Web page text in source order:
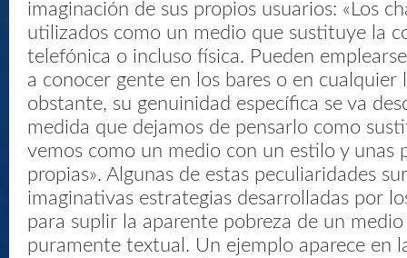
imaginación de sus propios usuarios: «Los
utilizados como un medio que sustituye la
telefónica o incluso física. Pueden
a conocer gente en los bares o en cualquier
obstante, su genuinidad específica se va
medida que dejamos de pensarlo como
vemos como un medio con un estilo y unas
propias». Algunas de estas peculiaridades
imaginativas estrategias desarrolladas por
para suplir la aparente pobreza de un
puramente textual. Un ejemplo aparece en